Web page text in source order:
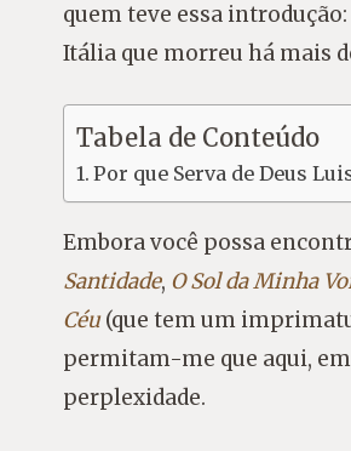
quem teve essa
Itália que morreu há mais
Tabela de Conteúdo
Por que Serva de Deus
Embora você possa
Santidade, O Sol da Minha
Céu(que tem um
permitam-me que aqui,
perplexidade.